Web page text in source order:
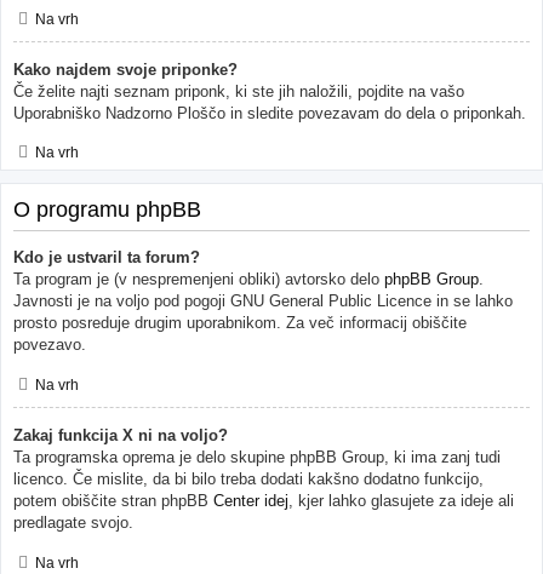
Na vrh
Kako najdem svoje priponke?
Če želite najti seznam priponk, ki ste jih naložili, pojdite na vašo
Uporabniško Nadzorno Ploščo in sledite povezavam do dela o priponkah.
Na vrh
O programu phpBB
Kdo je ustvaril ta forum?
Ta program je (v nespremenjeni obliki) avtorsko delo phpBB Group.
Javnosti je na voljo pod pogoji GNU General Public Licence in se lahko
prosto posreduje drugim uporabnikom. Za več informacij obiščite
povezavo.
Na vrh
Zakaj funkcija X ni na voljo?
Ta programska oprema je delo skupine phpBB Group, ki ima zanj tudi
licenco. Če mislite, da bi bilo treba dodati kakšno dodatno funkcijo,
potem obiščite stran phpBB Center idej, kjer lahko glasujete za ideje ali
predlagate svojo.
Na vrh